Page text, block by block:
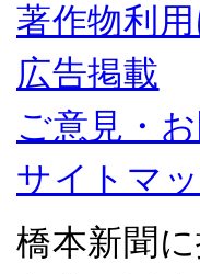
著作物利
広告掲載
ご意見・
サイトマ
橋本新聞